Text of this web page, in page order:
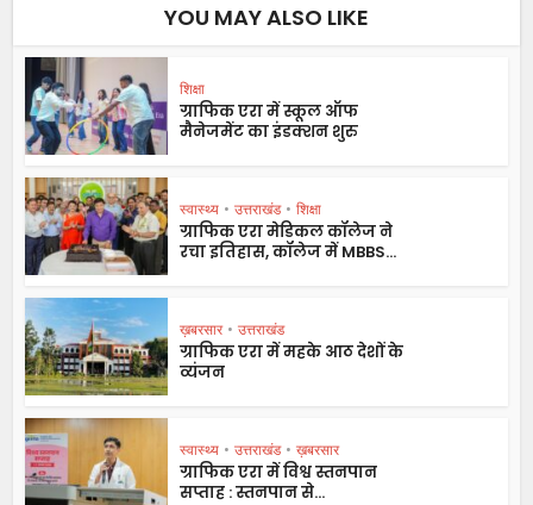
YOU MAY ALSO LIKE
शिक्षा
ग्राफिक एरा में स्कूल ऑफ
मैनेजमेंट का इंडक्शन शुरु
स्वास्थ्य • उत्तराखंड • शिक्षा
ग्राफिक एरा मेडिकल कॉलेज ने
रचा इतिहास, कॉलेज में MBBS...
ख़बरसार • उत्तराखंड
ग्राफिक एरा में महके आठ देशों के
व्यंजन
स्वास्थ्य • उत्तराखंड • ख़बरसार
ग्राफिक एरा में विश्व स्तनपान
सप्ताह : स्तनपान से...